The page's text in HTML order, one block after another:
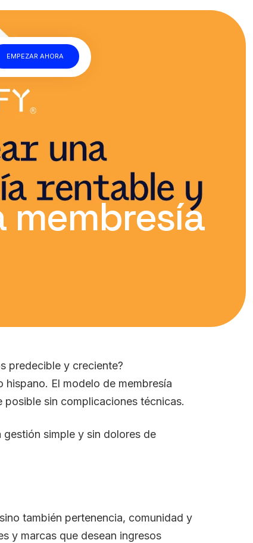
EMPEZAR AHORA
membresía
predecible y creciente?
hispano. El modelo de membresía
sin complicaciones técnicas.
simple y sin dolores de
también pertenencia, comunidad y
y marcas que desean ingresos